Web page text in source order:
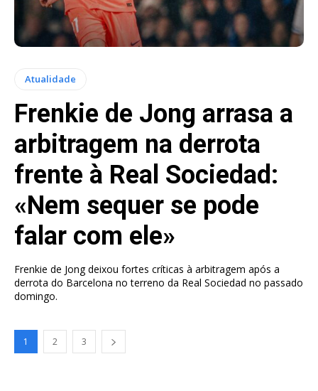
Atualidade
Frenkie de Jong arrasa a
arbitragem na derrota
frente à Real Sociedad:
«Nem sequer se pode
falar com ele»
Frenkie de Jong deixou fortes críticas à arbitragem após a
derrota do Barcelona no terreno da Real Sociedad no passado
domingo.
1 2 3